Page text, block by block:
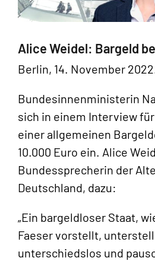
Alice Weidel: Bargeld
Berlin, 14. November
Bundesinnenministerin
sich in einem Interview
einer allgemeinen
10.000 Euro ein. Alice
Bundessprecherin der
Deutschland, dazu:
„Ein bargeldloser Staat,
Faeser vorstellt,
unterschiedslos und